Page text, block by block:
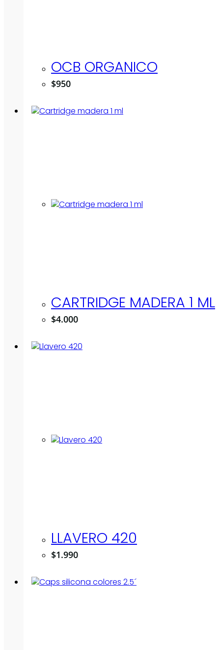
OCB ORGANICO
$950
CARTRIDGE MADERA 1 ML
$4.000
LLAVERO 420
$1.990